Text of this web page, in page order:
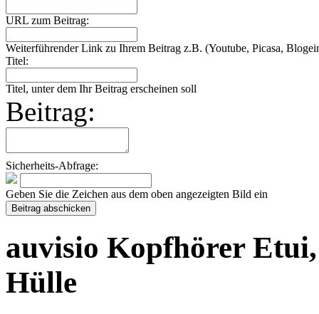
URL zum Beitrag:
Weiterführender Link zu Ihrem Beitrag z.B. (Youtube, Picasa,
Titel:
Titel, unter dem Ihr Beitrag erscheinen soll
Beitrag:
Sicherheits-Abfrage:
Geben Sie die Zeichen aus dem oben angezeigten Bild ein
auvisio Kopfhörer
Hülle